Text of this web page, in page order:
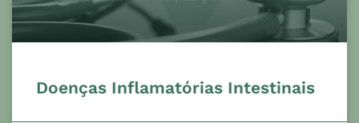
Doenças Inflamatórias Intestinais